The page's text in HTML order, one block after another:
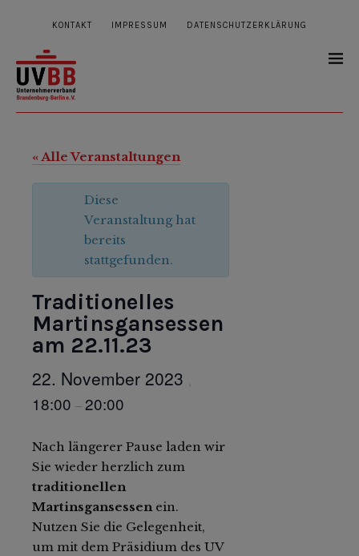
KONTAKT IMPRESSUM DATENSCHUTZERKLÄRUNG
« Alle Veranstaltungen
Diese
Veranstaltung hat
bereits
stattgefunden.
Traditionelles
Martinsgansessen
am 22.11.23
22. November 2023 ,
18:00 – 20:00
Nach längerer Pause laden wir
Sie wieder herzlich zum
traditionellen
Martinsgansessen ein.
Nutzen Sie die Gelegenheit,
um mit dem Präsidium des UV